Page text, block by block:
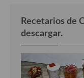
Recetarios de
descargar.